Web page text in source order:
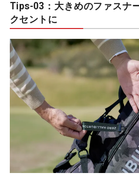
Tips-03：大きめのファスナ
クセントに